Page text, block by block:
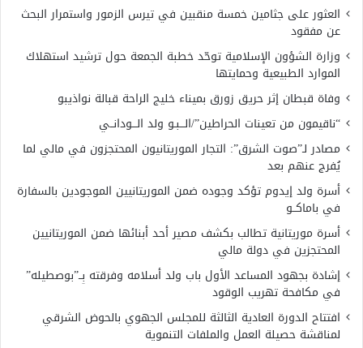
العثور على جثامين خمسة منقبين في تيرس الزمور واستمرار البحث
عن مفقود
وزارة الشؤون الإسلامية توحّد خطبة الجمعة حول ترشيد استهلاك
الموارد الطبيعية وحمايتها
وفاة قبطان إثر حريق زورق بميناء خليج الراحة قبالة نواذيبو
“ناقيمون من تعينات الحراطين”/الـــبـو ولد الـــودانــي
مصادر لـ”صوت الشرق”: التجار الموريتانيون المحتجزون في مالي لما
يُفرج عنهم بعد
أسرة ولد إيدوم تؤكد وجوده ضمن الموريتانيين الموجودين بالسفارة
في باماكــو
أسرة موريتانية تطالب بكشف مصير أحد أبنائها ضمن الموريتانيين
المحتجزين في دولة مالي
إشادة بجهود المساعد الأول باب ولد أسلامه وفرقته بِــ”بوصطيله”
في مكافحة تهريب الوقود
افتتاح الدورة العادية الثالثة للمجلس الجهوي بالحوض الشرقي
لمناقشة حصيلة العمل والملفات التنموية